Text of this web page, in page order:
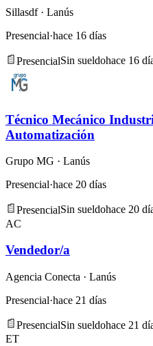
Sillasdf· Lanús
Presencial·hace 16 días
PresencialSin sueldohace 16
Técnico Mecánico
Automatización
Grupo MG · Lanús
Presencial·hace 20 días
PresencialSin sueldohace 20
AC
Vendedor/a
Agencia Conecta · Lanús
Presencial·hace 21 días
PresencialSin sueldohace 21
ET